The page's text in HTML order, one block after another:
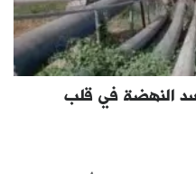
النهضة في قلب